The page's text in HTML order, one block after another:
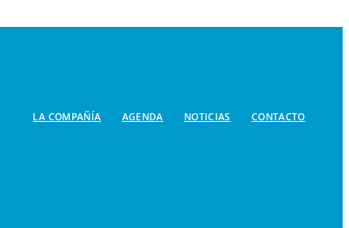
LA COMPAÑÍA AGENDA NOTICIAS CONTACTO